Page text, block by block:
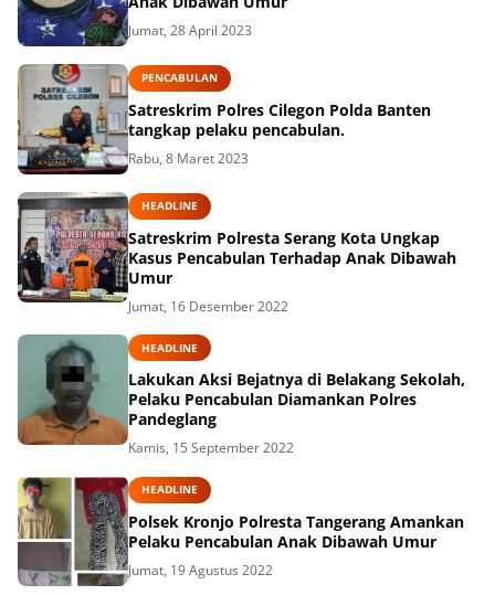
Jumat, 28 April 2023
PENCABULAN
Satreskrim Polres Cilegon Polda Banten
tangkap pelaku pencabulan.
Rabu, 8 Maret 2023
HEADLINE
Satreskrim Polresta Serang Kota Ungkap
Kasus Pencabulan Terhadap Anak Dibawah
Umur
Jumat, 16 Desember 2022
HEADLINE
Lakukan Aksi Bejatnya di Belakang Sekolah,
Pelaku Pencabulan Diamankan Polres
Pandeglang
Kamis, 15 September 2022
HEADLINE
Polsek Kronjo Polresta Tangerang Amankan
Pelaku Pencabulan Anak Dibawah Umur
Jumat, 19 Agustus 2022